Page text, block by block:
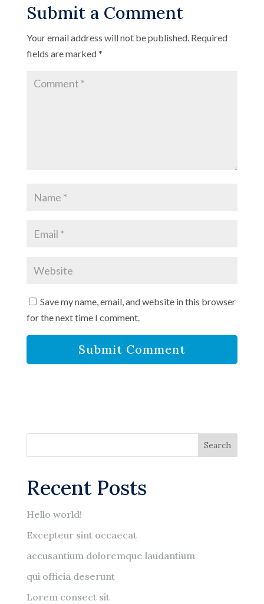
Submit a Comment
Your email address will not be published. Required
fields are marked*
Save my name, email, and website in this browser
for the next time I comment.
Search
Recent Posts
Hello world!
Excepteur sint occaecat
accusantium doloremque laudantium
qui officia deserunt
Lorem consect sit